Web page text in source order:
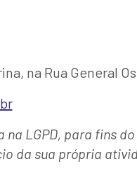
na Rua General
LGPD, para fins
da sua própria